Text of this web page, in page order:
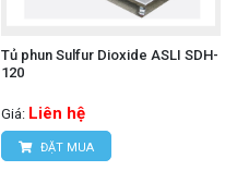
Tủ phun Sulfur Dioxide ASLI SDH-
120
Giá: Liên hệ
ĐẶT MUA